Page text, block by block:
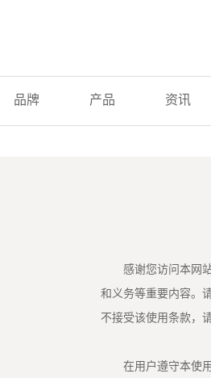
品牌 产品 资讯
感谢您访问本网站
和义务等重要内容。
不接受该使用条款，
在用户遵守本使用